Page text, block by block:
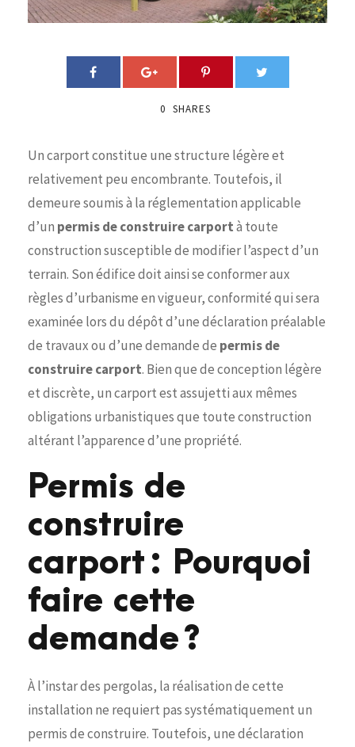
0 SHARES
Un carport constitue une structure légère et
relativement peu encombrante. Toutefois, il
demeure soumis à la réglementation applicable
d’un permis de construire carportà toute
construction susceptible de modifier l’aspect d’un
terrain. Son édifice doit ainsi se conformer aux
règles d’urbanisme en vigueur, conformité qui sera
examinée lors du dépôt d’une déclaration préalable
de travaux ou d’une demande de permis de
construire carport. Bien que de conception légère
et discrète, un carport est assujetti aux mêmes
obligations urbanistiques que toute construction
altérant l’apparence d’une propriété.
Permis de
construire
carport : Pourquoi
faire cette
demande ?
À l’instar des pergolas, la réalisation de cette
installation ne requiert pas systématiquement un
permis de construire. Toutefois, une déclaration